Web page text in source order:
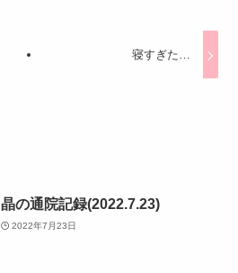
寝すぎた…
晶の通院記録(2022.7.23)
2022年7月23日